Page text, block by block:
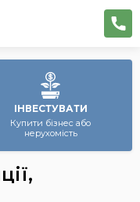
ІНВЕСТУВАТИ
Купити бізнес або
нерухомість